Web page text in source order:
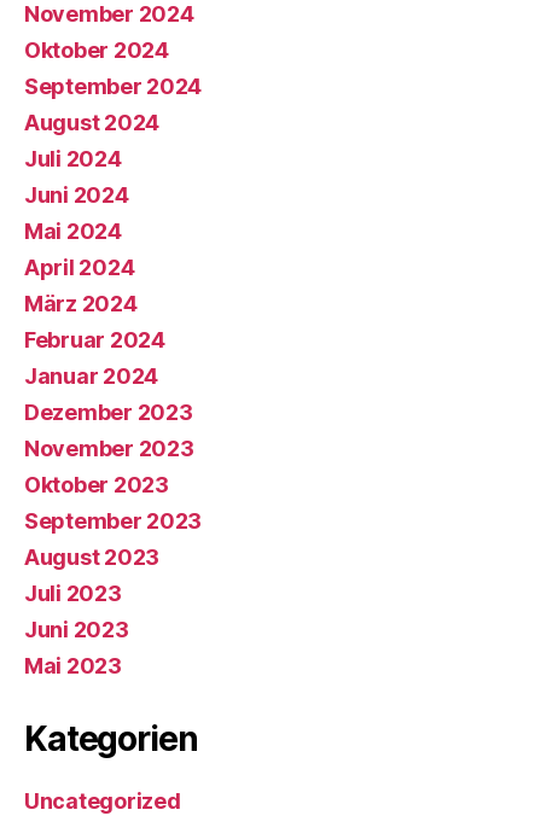
November 2024
Oktober 2024
September 2024
August 2024
Juli 2024
Juni 2024
Mai 2024
April 2024
März 2024
Februar 2024
Januar 2024
Dezember 2023
November 2023
Oktober 2023
September 2023
August 2023
Juli 2023
Juni 2023
Mai 2023
Kategorien
Uncategorized